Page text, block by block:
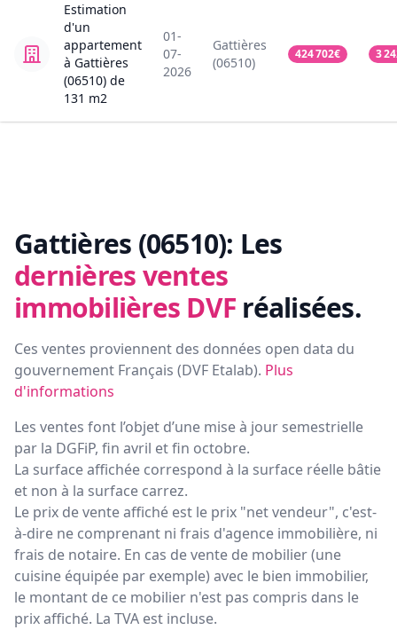
Estimation
d'un
appartement
à Gattières
(06510) de
131 m2
01-
07-
2026
Gattières
(06510)
424 702€ 3
Gattières (06510): Les
dernières ventes
immobilières DVF réalisées.
Ces ventes proviennent des données open data du
gouvernement Français (DVF Etalab). Plus
d'informations
Les ventes font l’objet d’une mise à jour semestrielle
par la DGFiP, fin avril et fin octobre.
La surface affichée correspond à la surface réelle bâtie
et non à la surface carrez.
Le prix de vente affiché est le prix "net vendeur", c'est-
à-dire ne comprenant ni frais d'agence immobilière, ni
frais de notaire. En cas de vente de mobilier (une
cuisine équipée par exemple) avec le bien immobilier,
le montant de ce mobilier n'est pas compris dans le
prix affiché. La TVA est incluse.